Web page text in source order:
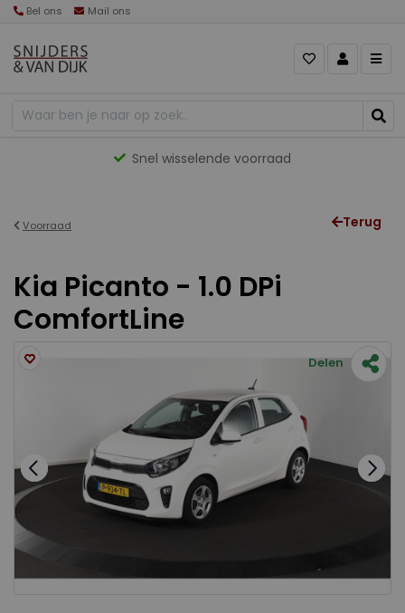
Bel ons Mail ons
Snel wisselende voorraad
Voorraad Terug
Kia Picanto - 1.0 DPi
ComfortLine
Delen